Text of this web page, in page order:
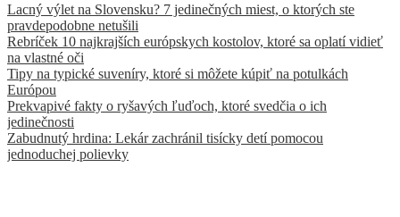
Lacný výlet na Slovensku? 7 jedinečných miest, o ktorých ste
pravdepodobne netušili
Rebríček 10 najkrajších európskych kostolov, ktoré sa oplatí vidieť
na vlastné oči
Tipy na typické suveníry, ktoré si môžete kúpiť na potulkách
Európou
Prekvapivé fakty o ryšavých ľuďoch, ktoré svedčia o ich
jedinečnosti
Zabudnutý hrdina: Lekár zachránil tisícky detí pomocou
jednoduchej polievky